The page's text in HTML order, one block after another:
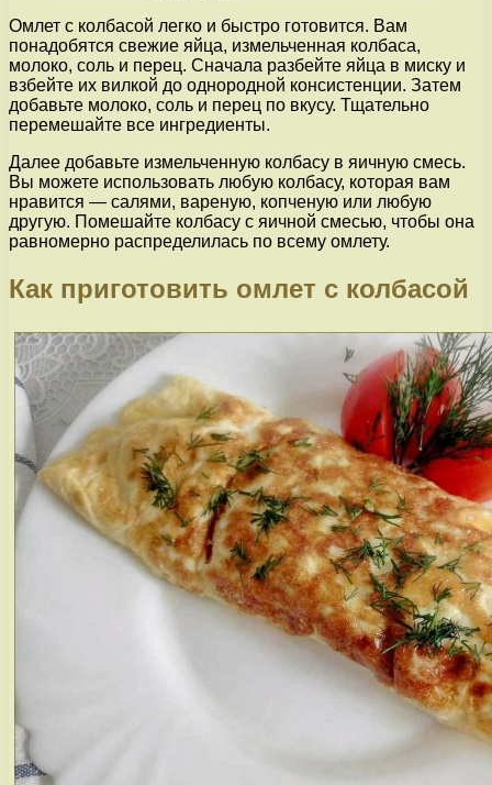
Омлет с колбасой легко и быстро готовится. Вам
понадобятся свежие яйца, измельченная колбаса,
молоко, соль и перец. Сначала разбейте яйца в миску и
взбейте их вилкой до однородной консистенции. Затем
добавьте молоко, соль и перец по вкусу. Тщательно
перемешайте все ингредиенты.
Далее добавьте измельченную колбасу в яичную смесь.
Вы можете использовать любую колбасу, которая вам
нравится — салями, вареную, копченую или любую
другую. Помешайте колбасу с яичной смесью, чтобы она
равномерно распределилась по всему омлету.
Как приготовить омлет с колбасой